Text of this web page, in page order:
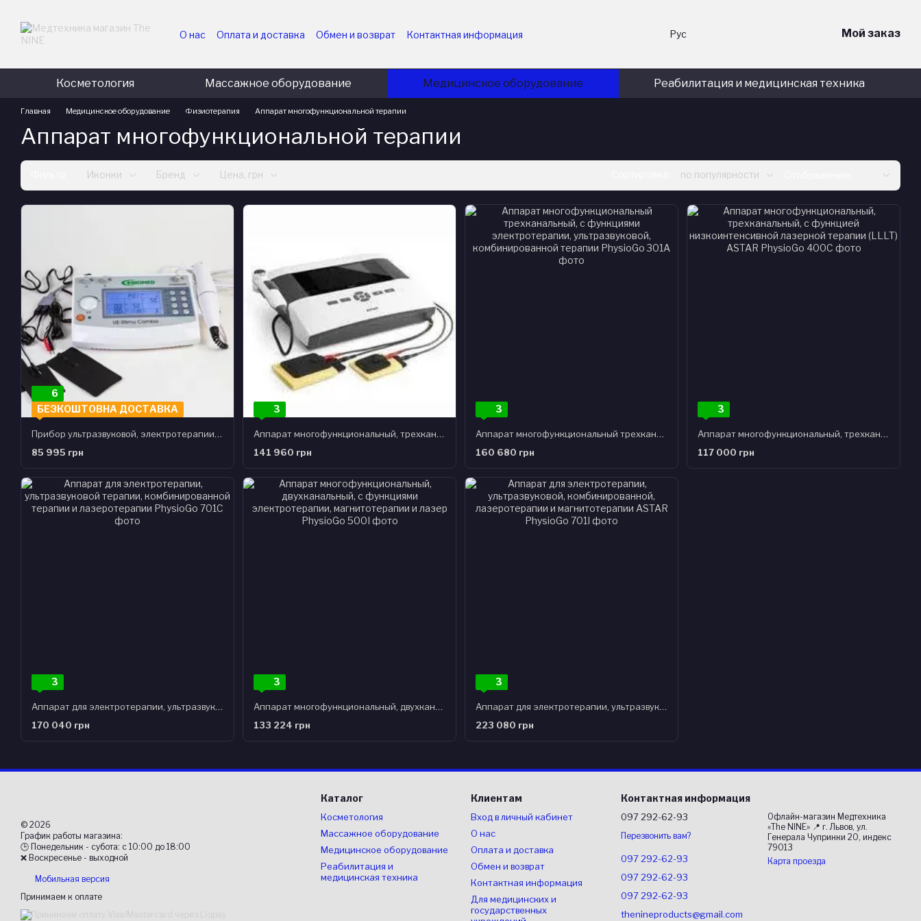
О нас Оплата и доставка Обмен и возврат
Контактная информация
Рус Мой заказ
Косметология Массажное оборудование Медицинское оборудование Реабилитация и медицинская техника
Главная Медицинское оборудование Физиотерапия Аппарат многофункциональной терапии
Аппарат многофункциональной терапии
Иконки Бренд Цена, грн по популярности
6
БЕЗКОШТОВНА ДОСТАВКА
Прибор ультразвуковой, электротерапии и комбинированной терапии UE-Stimu Combo CT1022 Биомед
85 995 грн
3
Аппарат многофункциональный, трехканальный, функциями электротерапии, ультразвуковой терапии, комбинированния
141 960 грн
3
Аппарат многофункциональный трехканальный, с функциями электротерапии, ультразвуковой, комбинированной терапии
160 680 грн
3
Аппарат многофункциональный, трехканальный, с функцией низкоинтенсивной лазерной терапии (LLLT) ASTAR
117 000 грн
3
Аппарат для электротерапии, ультразвуковой терапии, комбинированной терапии и лазеротерапии
170 040 грн
3
Аппарат многофункциональный, двухканальный, с функциями электротерапии, магнитотерапии и лазер
133 224 грн
3
Аппарат для электротерапии, ультразвуковой, комбинированной, лазеротерапии и магнитотерапии ASTAR
223 080 грн
© 2026
График работы магазина:
🕒 Понедельник - субота: с 10:00 до 18:00
❌ Воскресенье - выходной
Мобильная версия
Принимаем к оплате
Каталог
Косметология
Массажное оборудование
Медицинское оборудование
Реабилитация и
медицинская техника
Клиентам
Вход в личный кабинет
О нас
Оплата и доставка
Обмен и возврат
Контактная информация
Для медицинских и
государственных
Контактная информация
097 292-62-93
Перезвонить вам?
097 292-62-93
097 292-62-93
097 292-62-93
thenineproducts@gmail.com
Офлайн-магазин Медтехника
«The NINE» 📍 г. Львов, ул.
Генерала Чупринки 20, индекс
79013
Карта проезда